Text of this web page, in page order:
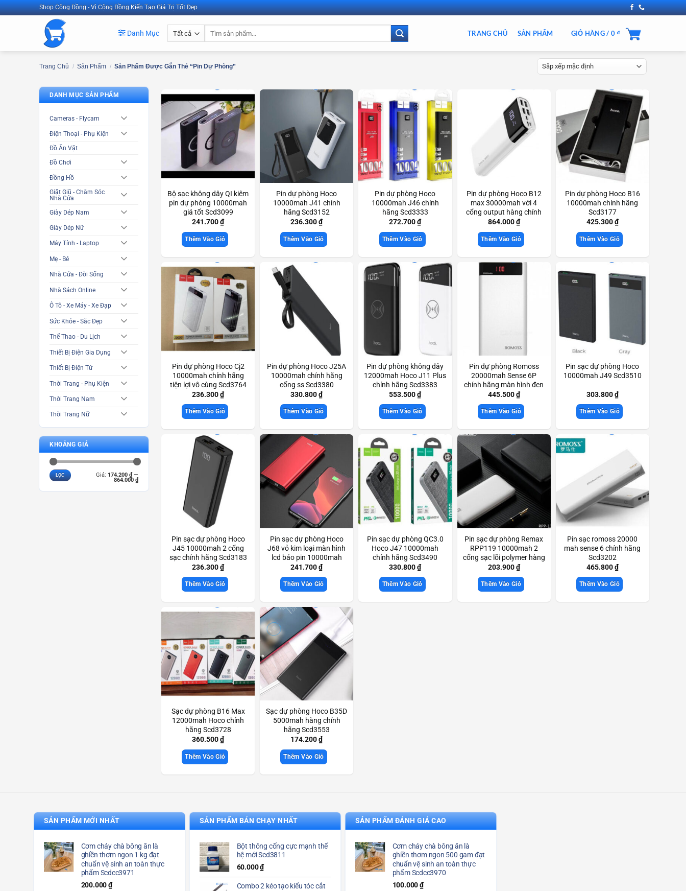
Bỏ
qua
Shop Cộng Đồng - Vì Cộng Đồng Kiến Tạo Giá Trị Tốt Đẹp
Danh Mục TRANG CHỦ SẢN PHẨM GIỎ HÀNG / 0₫
Trang Chủ / Sản Phẩm / Sản Phẩm Được Gắn Thẻ “pin Dự Phòng”
DANH MỤC SẢN PHẨM
Cameras - Flycam
Điện Thoại - Phụ Kiện
Đồ Ăn Vặt
Đồ Chơi
Đồng Hồ
Giặt Giũ - Chăm Sóc
Nhà Cửa
Giày Dép Nam
Giày Dép Nữ
Máy Tính - Laptop
Mẹ - Bé
Nhà Cửa - Đời Sống
Nhà Sách Online
Ô Tô - Xe Máy - Xe Đạp
Sức Khỏe - Sắc Đẹp
Thể Thao - Du Lịch
Thiết Bị Điện Gia Dụng
Thiết Bị Điện Tử
Thời Trang - Phụ Kiện
Thời Trang Nam
Thời Trang Nữ
KHOẢNG GIÁ
Giá
tối
thiểu
Giá
tối
đa
LỌC Giá: 174.200 ₫—
864.000 ₫
Bộ sạc không dây QI kiêm
pin dự phòng 10000mah
giá tốt Scd3099
241.700₫
Thêm Vào Giỏ
Pin dự phòng Hoco
10000mah J41 chính
hãng Scd3152
236.300₫
Thêm Vào Giỏ
Pin dự phòng Hoco
10000mah J46 chính
hãng Scd3333
272.700₫
Thêm Vào Giỏ
Pin dự phòng Hoco B12
max 30000mah với 4
cổng output hàng chính
hãng Scd3249
864.000₫
Thêm Vào Giỏ
Pin dự phòng Hoco B16
10000mah chính hãng
Scd3177
425.300₫
Thêm Vào Giỏ
Pin dự phòng Hoco Cj2
10000mah chính hãng
tiện lợi vô cùng Scd3764
236.300₫
Thêm Vào Giỏ
Pin dự phòng Hoco J25A
10000mah chính hãng
cổng ss Scd3380
330.800₫
Thêm Vào Giỏ
Pin dự phòng không dây
12000mah Hoco J11 Plus
chính hãng Scd3383
553.500₫
Thêm Vào Giỏ
Pin dự phòng Romoss
20000mah Sense 6P
chính hãng màn hình đen
Scd3800
445.500₫
Thêm Vào Giỏ
Pin sạc dự phòng Hoco
10000mah J49 Scd3510
303.800₫
Thêm Vào Giỏ
Pin sạc dự phòng Hoco
J45 10000mah 2 cổng
sạc chính hãng Scd3183
236.300₫
Thêm Vào Giỏ
Pin sạc dự phòng Hoco
J68 vỏ kim loại màn hình
lcd báo pin 10000mah
kiểu dáng thanh lịch nhỏ
gọn Scd3759
241.700₫
Thêm Vào Giỏ
Pin sạc dự phòng QC3.0
Hoco J47 10000mah
chính hãng Scd3490
330.800₫
Thêm Vào Giỏ
Pin sạc dự phòng Remax
RPP119 10000mah 2
cổng sạc lõi polymer hàng
chính hãng Scd3627
203.900₫
Thêm Vào Giỏ
Pin sạc romoss 20000
mah sense 6 chính hãng
Scd3202
465.800₫
Thêm Vào Giỏ
Sạc dự phòng B16 Max
12000mah Hoco chính
hãng Scd3728
360.500₫
Thêm Vào Giỏ
Sạc dự phòng Hoco B35D
5000mah hàng chính
hãng Scd3553
174.200₫
Thêm Vào Giỏ
SẢN PHẨM MỚI NHẤT
Cơm cháy chà bông ăn là
ghiền thơm ngon 1 kg đạt
chuẩn vệ sinh an toàn thực
phẩm Scdcc3971
200.000₫
SẢN PHẨM BÁN CHẠY NHẤT
Bột thông cống cực mạnh thế
hệ mới Scd3811
60.000₫
Combo 2 kéo tạo kiểu tóc cắt
SẢN PHẨM ĐÁNH GIÁ CAO
Cơm cháy chà bông ăn là
ghiền thơm ngon 500 gam đạt
chuẩn vệ sinh an toàn thực
phẩm Scdcc3970
100.000₫